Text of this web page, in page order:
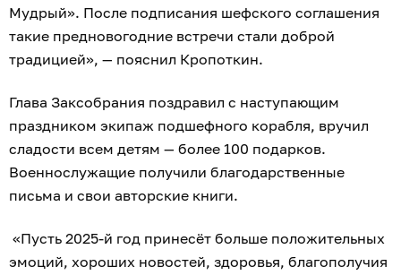
Мудрый». После подписания шефского соглашения
такие предновогодние встречи стали доброй
традицией», — пояснил Кропоткин.
Глава Заксобрания поздравил с наступающим
праздником экипаж подшефного корабля, вручил
сладости всем детям — более 100 подарков.
Военнослужащие получили благодарственные
письма и свои авторские книги.
«Пусть 2025-й год принесёт больше положительных
эмоций, хороших новостей, здоровья, благополучия